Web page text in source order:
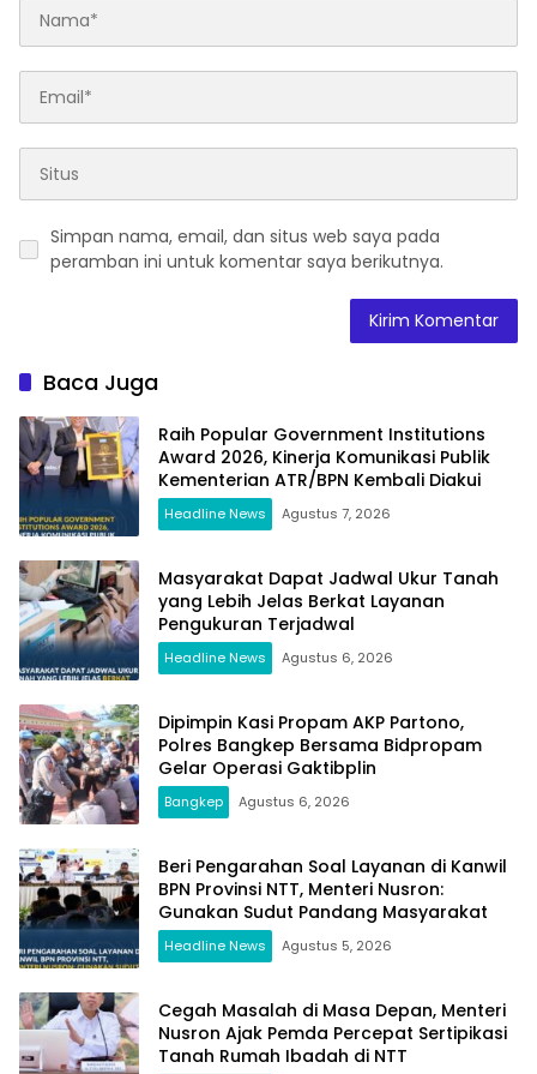
Simpan nama, email, dan situs web saya pada
peramban ini untuk komentar saya berikutnya.
Baca Juga
Raih Popular Government Institutions
Award 2026, Kinerja Komunikasi Publik
Kementerian ATR/BPN Kembali Diakui
Headline News Agustus 7, 2026
Masyarakat Dapat Jadwal Ukur Tanah
yang Lebih Jelas Berkat Layanan
Pengukuran Terjadwal
Headline News Agustus 6, 2026
Dipimpin Kasi Propam AKP Partono,
Polres Bangkep Bersama Bidpropam
Gelar Operasi Gaktibplin
Bangkep Agustus 6, 2026
Beri Pengarahan Soal Layanan di Kanwil
BPN Provinsi NTT, Menteri Nusron:
Gunakan Sudut Pandang Masyarakat
Headline News Agustus 5, 2026
Cegah Masalah di Masa Depan, Menteri
Nusron Ajak Pemda Percepat Sertipikasi
Tanah Rumah Ibadah di NTT